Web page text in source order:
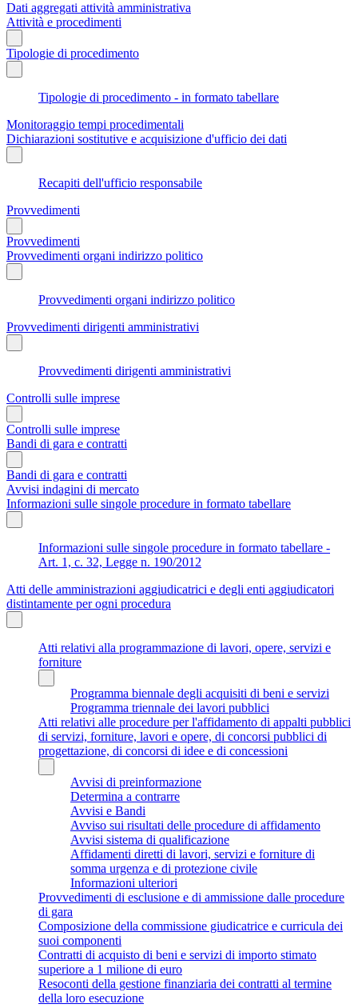
Dati aggregati attività amministrativa
Attività e procedimenti
Tipologie di procedimento
Tipologie di procedimento - in formato tabellare
Monitoraggio tempi procedimentali
Dichiarazioni sostitutive e acquisizione d'ufficio dei dati
Recapiti dell'ufficio responsabile
Provvedimenti
Provvedimenti
Provvedimenti organi indirizzo politico
Provvedimenti organi indirizzo politico
Provvedimenti dirigenti amministrativi
Provvedimenti dirigenti amministrativi
Controlli sulle imprese
Controlli sulle imprese
Bandi di gara e contratti
Bandi di gara e contratti
Avvisi indagini di mercato
Informazioni sulle singole procedure in formato tabellare
Informazioni sulle singole procedure in formato tabellare -
Art. 1, c. 32, Legge n. 190/2012
Atti delle amministrazioni aggiudicatrici e degli enti aggiudicatori
distintamente per ogni procedura
Atti relativi alla programmazione di lavori, opere, servizi e
forniture
Programma biennale degli acquisiti di beni e servizi
Programma triennale dei lavori pubblici
Atti relativi alle procedure per l'affidamento di appalti pubblici
di servizi, forniture, lavori e opere, di concorsi pubblici di
progettazione, di concorsi di idee e di concessioni
Avvisi di preinformazione
Determina a contrarre
Avvisi e Bandi
Avviso sui risultati delle procedure di affidamento
Avvisi sistema di qualificazione
Affidamenti diretti di lavori, servizi e forniture di
somma urgenza e di protezione civile
Informazioni ulteriori
Provvedimenti di esclusione e di ammissione dalle procedure
di gara
Composizione della commissione giudicatrice e curricula dei
suoi componenti
Contratti di acquisto di beni e servizi di importo stimato
superiore a 1 milione di euro
Resoconti della gestione finanziaria dei contratti al termine
della loro esecuzione